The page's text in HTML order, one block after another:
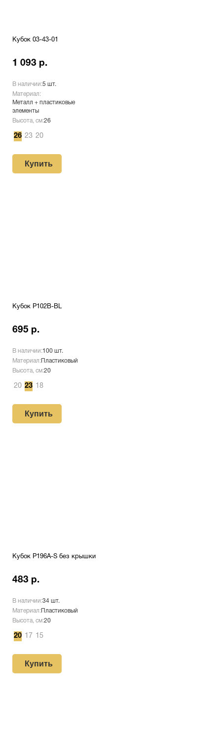
Кубок 03-43-01
1 093 р.
В наличии:5 шт.
Материал:
Металл + пластиковые
элементы
Высота, см:26
26 23 20
Купить
Кубок P102B-BL
695 р.
В наличии:100 шт.
Материал: Пластиковый
Высота, см:20
20 23 18
Купить
Кубок P196A-S без крышки
483 р.
В наличии:34 шт.
Материал: Пластиковый
Высота, см:20
20 17 15
Купить